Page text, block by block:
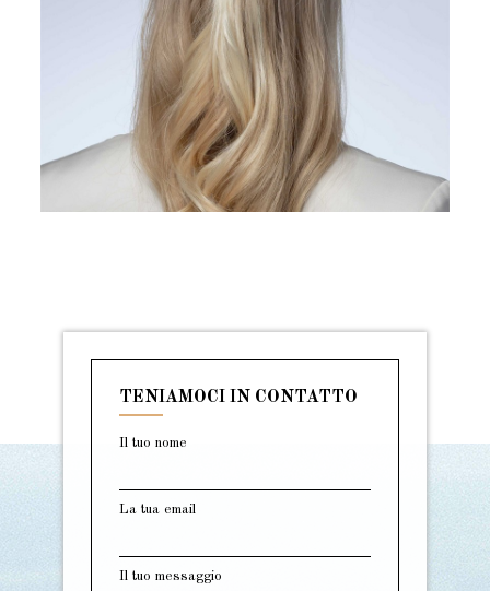
TENIAMOCI IN CONTATTO
Il tuo nome
La tua email
Il tuo messaggio